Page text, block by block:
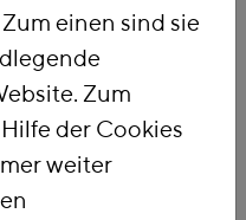
einen sind sie
Zum
der Cookies
weiter